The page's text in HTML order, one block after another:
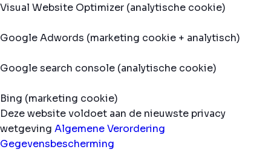
Visual Website Optimizer (analytische cookie)
Google Adwords (marketing cookie + analytisch)
Google search console (analytische cookie)
Bing (marketing cookie)
Deze website voldoet aan de nieuwste privacy
wetgeving Algemene Verordering
Gegevensbescherming